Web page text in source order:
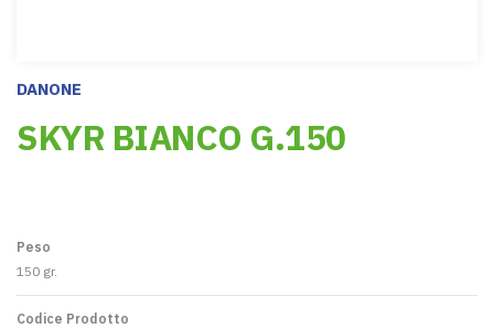
DANONE
SKYR BIANCO G.150
Peso
150 gr.
Codice Prodotto